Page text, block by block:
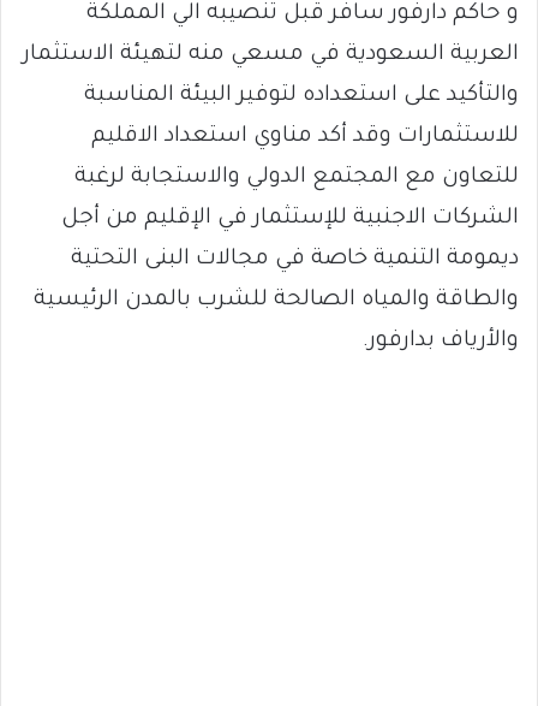
و حاكم دارفور سافر قبل تنصيبه الي المملكة
العربية السعودية في مسعي منه لتهيئة الاستثمار
والتأكيد على استعداده لتوفير البيئة المناسبة
للاستثمارات وقد أكد مناوي استعداد الاقليم
للتعاون مع المجتمع الدولي والاستجابة لرغبة
الشركات الاجنبية للإستثمار في الإقليم من أجل
ديمومة التنمية خاصة في مجالات البنى التحتية
والطاقة والمياه الصالحة للشرب بالمدن الرئيسية
والأرياف بدارفور.